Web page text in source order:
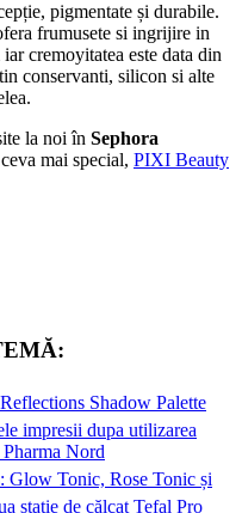
pigmentate și durabile.
frumusete si ingrijire in
cremoyitatea este data din
conservanti, silicon si alte
la noi în Sephora
mai special, PIXI Beauty
Shadow Palette
impresii dupa utilizarea
Nord
Glow Tonic, Rose Tonic și
stație de călcat Tefal Pro